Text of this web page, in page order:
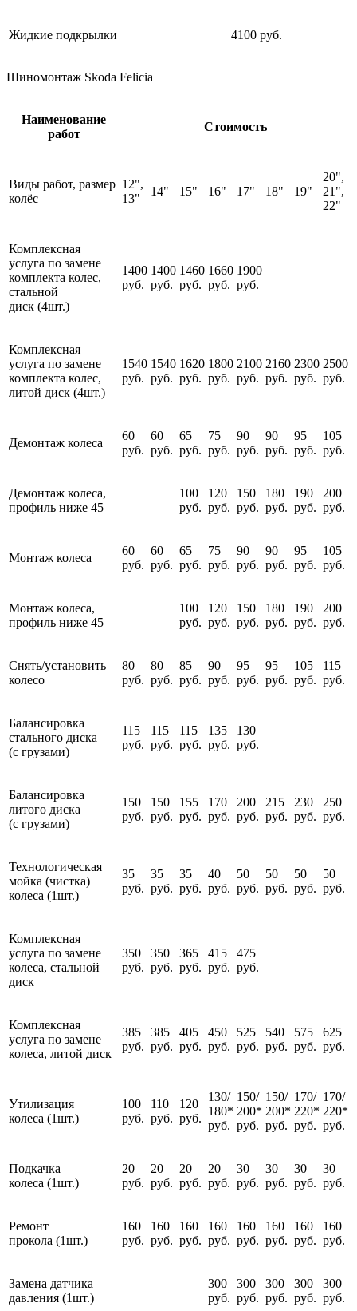
Жидкие подкрылки 4100 руб.
Шиномонтаж Skoda Felicia
Наименование
работ
Стоимость
Виды работ, размер
колёс
12",
13"
14" 15" 16" 17" 18" 19"
20",
21",
22"
Комплексная
услуга по замене
комплекта колес,
стальной
диск (4шт.)
1400
руб.
1400
руб.
1460
руб.
1660
руб.
1900
руб.
Комплексная
услуга по замене
комплекта колес,
литой диск (4шт.)
1540
руб.
1540
руб.
1620
руб.
1800
руб.
2100
руб.
2160
руб.
2300
руб.
2500
руб.
Демонтаж колеса
60
руб.
60
руб.
65
руб.
75
руб.
90
руб.
90
руб.
95
руб.
105
руб.
Демонтаж колеса,
профиль ниже 45
100
руб.
120
руб.
150
руб.
180
руб.
190
руб.
200
руб.
Монтаж колеса
60
руб.
60
руб.
65
руб.
75
руб.
90
руб.
90
руб.
95
руб.
105
руб.
Монтаж колеса,
профиль ниже 45
100
руб.
120
руб.
150
руб.
180
руб.
190
руб.
200
руб.
Снять/установить
колесо
80
руб.
80
руб.
85
руб.
90
руб.
95
руб.
95
руб.
105
руб.
115
руб.
Балансировка
стального диска
(с грузами)
115
руб.
115
руб.
115
руб.
135
руб.
130
руб.
Балансировка
литого диска
(с грузами)
150
руб.
150
руб.
155
руб.
170
руб.
200
руб.
215
руб.
230
руб.
250
руб.
Технологическая
мойка (чистка)
колеса (1шт.)
35
руб.
35
руб.
35
руб.
40
руб.
50
руб.
50
руб.
50
руб.
50
руб.
Комплексная
услуга по замене
колеса, стальной
диск
350
руб.
350
руб.
365
руб.
415
руб.
475
руб.
Комплексная
услуга по замене
колеса, литой диск
385
руб.
385
руб.
405
руб.
450
руб.
525
руб.
540
руб.
575
руб.
625
руб.
Утилизация
колеса (1шт.)
100
руб.
110
руб.
120
руб.
130/
180*
руб.
150/
200*
руб.
150/
200*
руб.
170/
220*
руб.
170/
220*
руб.
Подкачка
колеса (1шт.)
20
руб.
20
руб.
20
руб.
20
руб.
30
руб.
30
руб.
30
руб.
30
руб.
Ремонт
прокола (1шт.)
160
руб.
160
руб.
160
руб.
160
руб.
160
руб.
160
руб.
160
руб.
160
руб.
Замена датчика
давления (1шт.)
300
руб.
300
руб.
300
руб.
300
руб.
300
руб.